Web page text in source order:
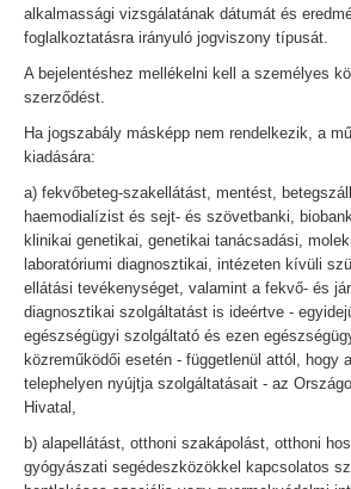
alkalmassági vizsgálatának dátumát és
foglalkoztatásra irányuló jogviszony típusát.
A bejelentéshez mellékelni kell a személyes
szerződést.
Ha jogszabály másképp nem rendelkezik, a
kiadására:
a) fekvőbeteg-szakellátást, mentést,
haemodialízist és sejt- és szövetbanki,
klinikai genetikai, genetikai tanácsadási,
laboratóriumi diagnosztikai, intézeten kívüli
ellátási tevékenységet, valamint a fekvő- és
diagnosztikai szolgáltatást is ideértve -
egészségügyi szolgáltató és ezen
közreműködői esetén - függetlenül attól, hogy
telephelyen nyújtja szolgáltatásait - az
Hivatal,
b) alapellátást, otthoni szakápolást, otthoni
gyógyászati segédeszközökkel kapcsolatos